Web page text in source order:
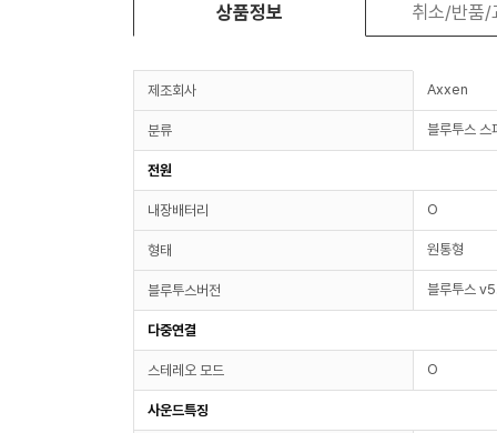
상품정보 취소/반품/
제조회사 Axxen
분류 블루투스 스
전원
내장배터리 O
형태 원통형
블루투스버전 블루투스
다중연결
스테레오 모드 O
사운드특징